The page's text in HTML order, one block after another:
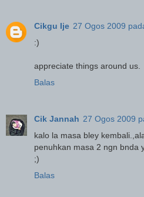
Cikgu Ije 27 Ogos 2009
:)
appreciate things around us.
Balas
Cik Jannah 27 Ogos 2009
kalo la masa bley
penuhkan masa 2 ngn bnda
;)
Balas